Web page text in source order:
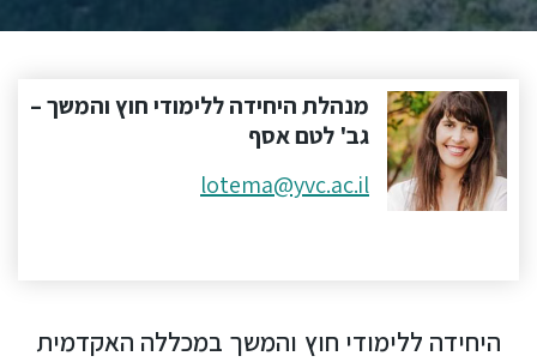
אנגלית
תואר
שני
מנהלת היחידה ללימודי חוץ והמשך –
גב' לטם אסף
lotema@yvc.ac.il
היחידה ללימודי חוץ והמשך במכללה האקדמית